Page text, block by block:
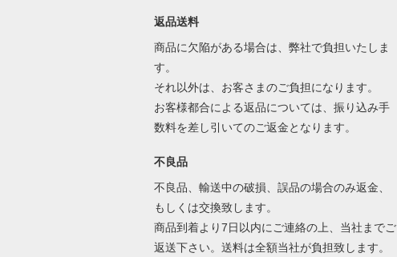
返品送料
商品に欠陥がある場合は、弊社で負担いたしま
す。
それ以外は、お客さまのご負担になります。
お客様都合による返品については、振り込み手
数料を差し引いてのご返金となります。
不良品
不良品、輸送中の破損、誤品の場合のみ返金、
もしくは交換致します。
商品到着より7日以内にご連絡の上、当社までご
返送下さい。送料は全額当社が負担致します。